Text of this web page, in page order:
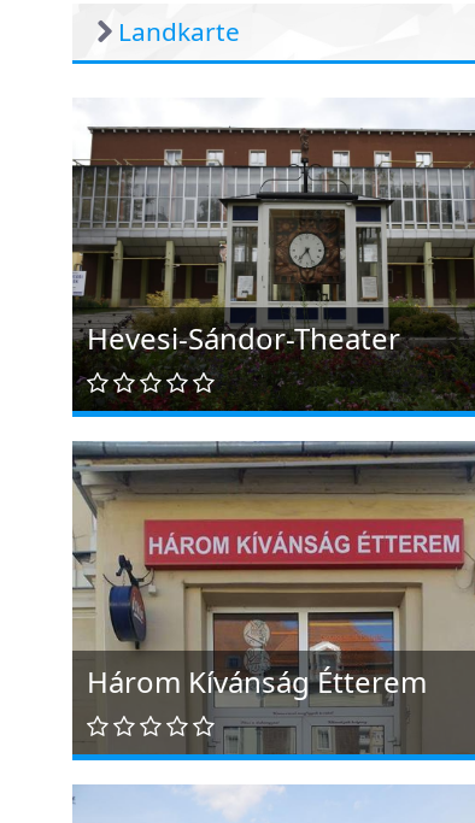
Landkarte
Hevesi-Sándor-Theater
Három Kívánság Étterem